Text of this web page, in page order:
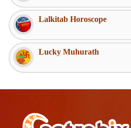
Lalkitab Horoscope
Lucky Muhurath